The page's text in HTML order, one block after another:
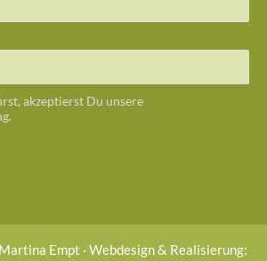
akzeptierst Du unsere
Empt · Webdesign & Realisierung: